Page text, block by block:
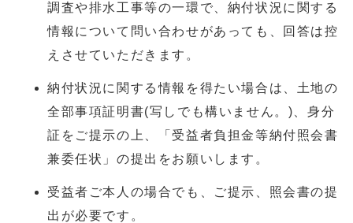
調査や排水工事等の一環で、納付状況に関する
情報について問い合わせがあっても、回答は控
えさせていただきます。
納付状況に関する情報を得たい場合は、土地の
全部事項証明書(写しでも構いません。)、身分
証をご提示の上、「受益者負担金等納付照会書
兼委任状」の提出をお願いします。
受益者ご本人の場合でも、ご提示、照会書の提
出が必要です。